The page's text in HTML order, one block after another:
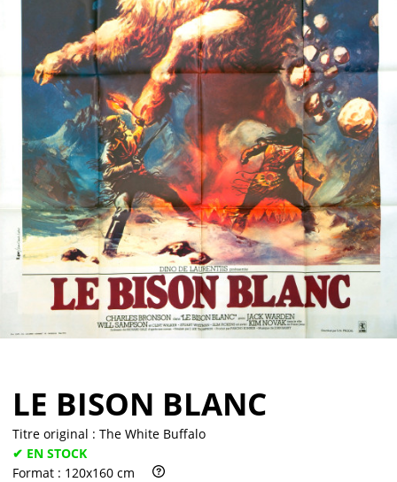
Vendre
LE BISON BLANC
Titre original : The White Buffalo
✔ EN STOCK
Format : 120x160 cm